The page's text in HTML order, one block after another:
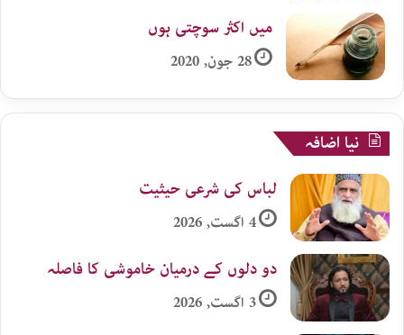
میں اکثر سوچتی ہوں
28 جون, 2020
نیا اضافہ
لباس کی شرعی حیثیت
4 اگست, 2026
دو دلوں کے درمیان خاموشی کا فاصلہ
3 اگست, 2026